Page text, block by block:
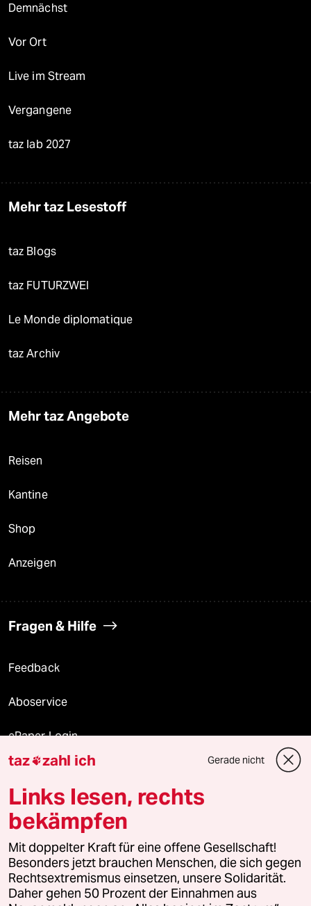
Demnächst
Vor Ort
Live im Stream
Vergangene
taz lab 2027
Mehr taz Lesestoff
taz Blogs
taz FUTURZWEI
Le Monde diplomatique
taz Archiv
Mehr taz Angebote
Reisen
Kantine
Shop
Anzeigen
Fragen & Hilfe
Feedback
Aboservice
ePaper Login
Downloads für Abonnierende
© 2026 taz Verlags und Vertriebs GmbH
Alle Rechte vorbehalten. Bei rechtlichen Fragen oder für Genehmigungen
wenden Sie sich bitte an
lizenzen@taz.de
Feedback Redaktionsstatut Kommune-Richtlinien
taz zahl ich Gerade nicht
Links lesen, rechts
bekämpfen
Mit doppelter Kraft für eine offene Gesellschaft!
Besonders jetzt brauchen Menschen, die sich gegen
Rechtsextremismus einsetzen, unsere Solidarität.
Daher gehen 50 Prozent der Einnahmen aus